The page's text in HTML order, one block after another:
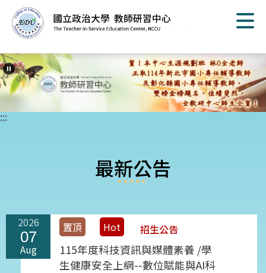
到
主
要
容
區
塊
:::
最新公告
2026
07
Aug
置頂 Hot 招生公告
115年度科技資訊與媒體素養 /學
生健康安全上網--數位賦能與AI科